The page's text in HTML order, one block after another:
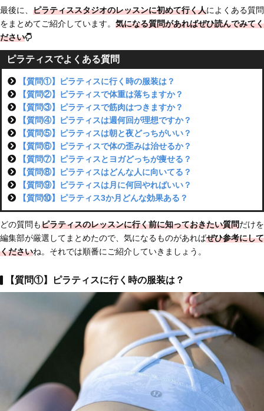
最後に、 ピラティススタジオのレッスンに初めて行く人によくある質問
をまとめてご紹介しています。 気になる質問があればぜひ読んでみてく
ださい
ピラティスでよくある質問
【質問①】ピラティスに行く時の服装は？
【質問②】ピラティスで体重は落ちますか？
【質問③】ピラティスで筋肉はつきますか？
【質問④】ピラティスは週何回が理想ですか？
【質問⑤】ピラティスは朝と夜どっちがいい？
【質問⑥】ピラティスで体の歪みは治せるか？
【質問⑦】ピラティスとヨガどっちが痩せる？
【質問⑧】ピラティスはどんな人に向いてる？
【質問⑨】ピラティスは月に何回やればいい？
【質問⑩】ピラティス3か月どんな効果ある？
どの質問もピラティスのレッスンに行く前に知っておきたい質問だけを
編集部が厳選してまとめたので、気になるものがあればぜひ参考にして
くださいね。それでは順番にご紹介していきましょう。
【質問①】ピラティスに行く時の服装は？